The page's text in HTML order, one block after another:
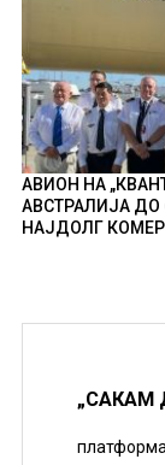
АВИОН НА
АВСТРАЛИЈА ДО
НАЈДОЛГ
„САКАМ